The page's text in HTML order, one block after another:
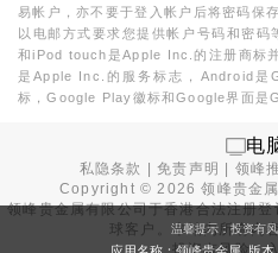
易帐户，亦不要于登入帐户后将密码保
以电邮方式要求您提供帐户号码和密
和iPod touch是Apple Inc.的注册商标
是Apple Inc.的服务标志，Android是
标，Google Play徽标和Google界面是
电
私隐条款 |免责声明 领峰
Copyright ©2026 领峰贵金
领峰贵金属有限公司于香港合法注册登
球客户。本站内所有内
投资有风险，
温馨提示：投资有